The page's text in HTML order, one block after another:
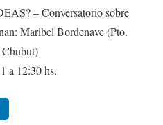
– Conversatorio sobre
Maribel Bordenave (Pto.
a 12:30 hs.